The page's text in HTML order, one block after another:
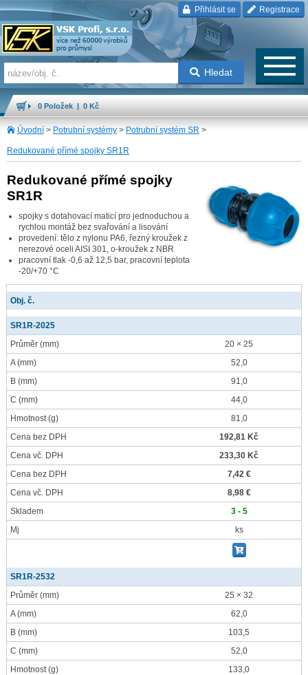
Přihlásit se Registrace
Hledat
0 Položek | 0 Kč
Úvodní > Potrubní systémy > Potrubní systém SR >
Redukované přímé spojky SR1R
Redukované přímé spojky
SR1R
spojky s dotahovací maticí pro jednoduchou a
rychlou montáž bez svařování a lisování
provedení: tělo z nylonu PA6, řezný kroužek z
nerezové oceli AISI 301, o-kroužek z NBR
pracovní tlak -0,6 až 12,5 bar, pracovní teplota
-20/+70 °C
Obj. č.
SR1R-2025
Průměr (mm)
20 × 25
A(mm)
52,0
B (mm)
91,0
C (mm)
44,0
Hmotnost(g)
81,0
Cena bez DPH
192,81 Kč
Cena vč. DPH
233,30 Kč
Cena bez DPH
7,42 €
Cena vč. DPH
8,98 €
Skladem
3 - 5
Mj
ks
SR1R-2532
Průměr (mm)
25 × 32
A(mm)
62,0
B (mm)
103,5
C (mm)
52,0
Hmotnost(g)
133,0